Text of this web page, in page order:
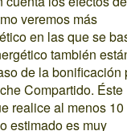
veremos más
en las que se
también
de la bonificación
Compartido. Éste
realice al menos 10
estimado es muy